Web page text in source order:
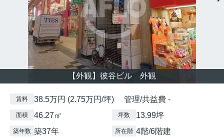
【外観】彼谷ビル 外観
賃料 38.5万円 (2.75万円/坪) 管理/共益費 -
面積 46.27㎡ 坪数 13.99坪
築年数 築37年 所在階 4階/6階建